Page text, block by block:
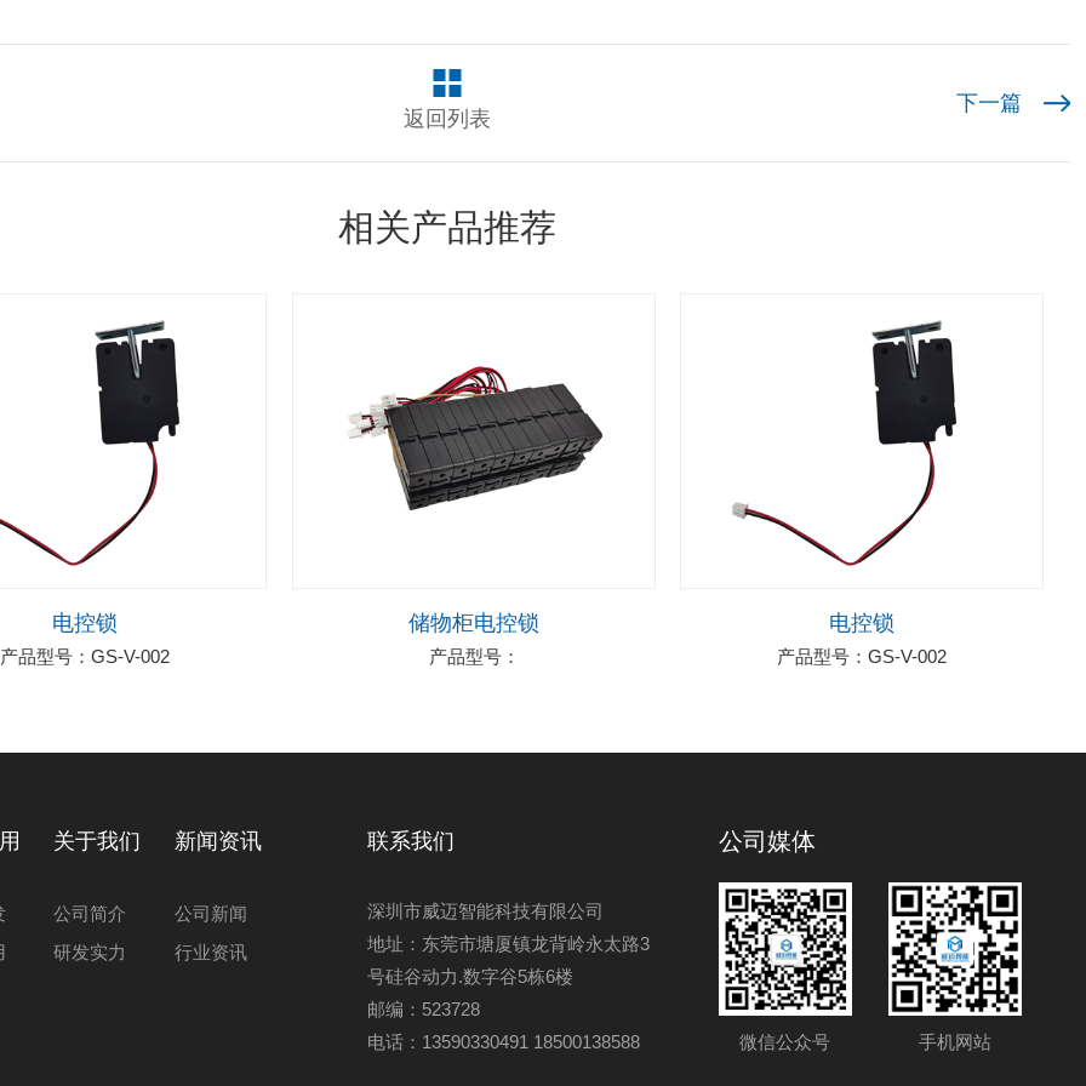
返回列表
下一篇
相关产品推荐
电控锁
产品型号：GS-V-002
储物柜电控锁
产品型号：
电控锁
产品型号：GS-V-002
关于我们
公司简介
研发实力
新闻资讯
公司新闻
行业资讯
联系我们
深圳市威迈智能科技有限公司
地址：东莞市塘厦镇龙背岭永太路3
号硅谷动力.数字谷5栋6楼
邮编：523728
电话：13590330491 18500138588
公司媒体
微信公众号 手机网站